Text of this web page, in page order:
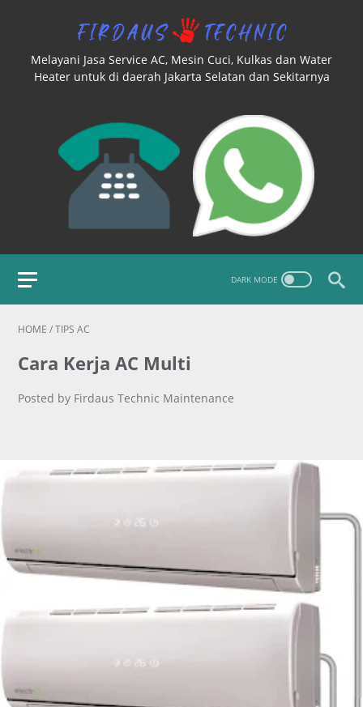
Melayani Jasa Service AC, Mesin Cuci, Kulkas dan Water
Heater untuk di daerah Jakarta Selatan dan Sekitarnya
HOME /TIPS AC
Cara Kerja AC Multi
Posted by Firdaus Technic Maintenance